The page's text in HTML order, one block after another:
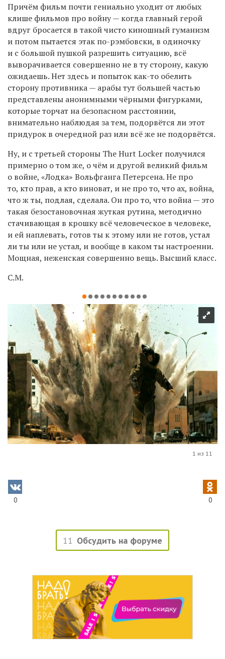
Причём фильм почти гениально уходит от любых
клише фильмов про войну — когда главный герой
вдруг бросается в такой чисто киношный гуманизм
и потом пытается этак по-рэмбовски, в одиночку
и с большой пушкой разрешить ситуацию, всё
выворачивается совершенно не в ту сторону, какую
ожидаешь. Нет здесь и попыток как-то обелить
сторону противника — арабы тут большей частью
представлены анонимными чёрными фигурками,
которые торчат на безопасном расстоянии,
внимательно наблюдая за тем, подорвётся ли этот
придурок в очередной раз или всё же не подорвётся.
Ну, и с третьей стороны The Hurt Locker получился
примерно о том же, о чём и другой великий фильм
о войне, «Лодка» Вольфганга Петерсена. Не про
то, кто прав, а кто виноват, и не про то, что ах, война,
что ж ты, подлая, сделала. Он про то, что война — это
такая безостановочная жуткая рутина, методично
стачивающая в крошку всё человеческое в человеке,
и ей наплевать, готов ты к этому или не готов, устал
ли ты или не устал, и вообще в каком ты настроении.
Мощная, неженская совершенно вещь. Высший класс.
С.М.
1 из 11
0 0
11 Обсудить на форуме